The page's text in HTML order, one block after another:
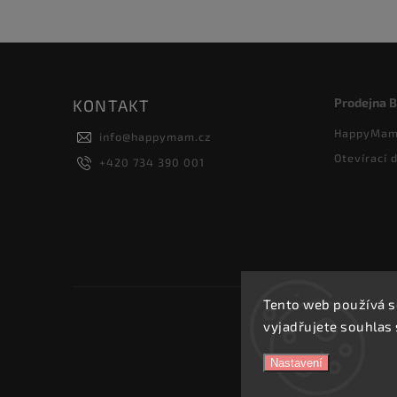
Tento web používá
vyjadřujete souhlas
Nastavení
KONTAKT
info@happymam.cz
+420 734 390 001
Prodejna
Otevírací